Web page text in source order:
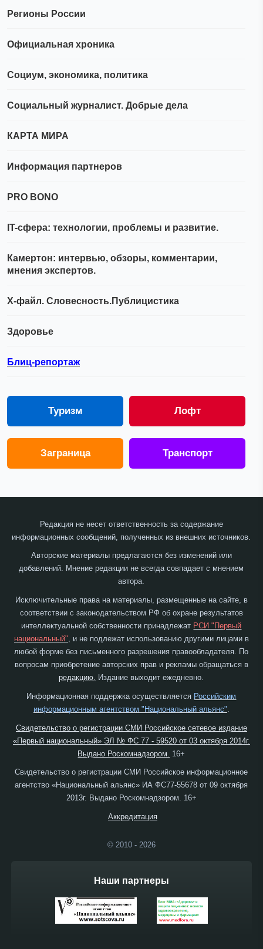
Регионы России
Официальная хроника
Социум, экономика, политика
Социальный журналист. Добрые дела
КАРТА МИРА
Информация партнеров
PRO BONO
IT-сфера: технологии, проблемы и развитие.
Камертон: интервью, обзоры, комментарии,
мнения экспертов.
Х-файл. Словесность.Публицистика
Здоровье
Блиц-репортаж
Туризм Лофт
Заграница Транспорт
Редакция не несет ответственность за содержание
информационных сообщений, полученных из внешних источников.
Авторские материалы предлагаются без изменений или
добавлений. Мнение редакции не всегда совпадает с мнением
автора.
Исключительные права на материалы, размещенные на сайте, в
соответствии с законодательством РФ об охране результатов
интеллектуальной собственности принадлежат РСИ "Первый
национальный", и не подлежат использованию другими лицами в
любой форме без письменного разрешения правообладателя. По
вопросам приобретение авторских прав и рекламы обращаться в
редакцию. Издание выходит ежедневно.
Информационная поддержка осуществляется Российским
информационным агентством "Национальный альянс"
Свидетельство о регистрации СМИ Российское сетевое издание
«Первый национальный» ЭЛ № ФС 77 - 59520 от 03 октября 2014г.
Выдано Роскомнадзором.
16+
Свидетельство о регистрации СМИ Российское информационное
агентство «Национальный альянс» ИА ФС77-55678 от 09 октября
2013г. Выдано Роскомнадзором. 16+
Аккредитация
© 2010 - 2026
Наши партнеры